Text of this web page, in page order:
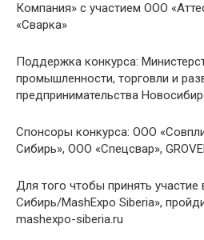
Компания» с участием ООО
«Сварка»
Поддержка конкурса:
промышленности, торговли и
предпринимательства
Спонсоры конкурса: ООО
Сибирь», ООО «Спецсвар»,
Для того чтобы принять
Сибирь/MashExpo Siberia»,
mashexpo-siberia.ru